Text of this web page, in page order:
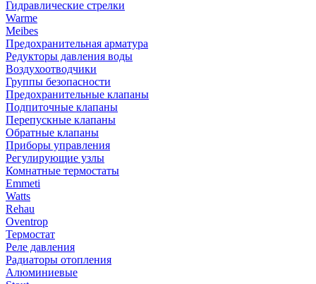
Гидравлические стрелки
Warme
Meibes
Предохранительная арматура
Редукторы давления воды
Воздухоотводчики
Группы безопасности
Предохранительные клапаны
Подпиточные клапаны
Перепускные клапаны
Обратные клапаны
Приборы управления
Регулирующие узлы
Комнатные термостаты
Emmeti
Watts
Rehau
Oventrop
Термостат
Реле давления
Радиаторы отопления
Алюминиевые